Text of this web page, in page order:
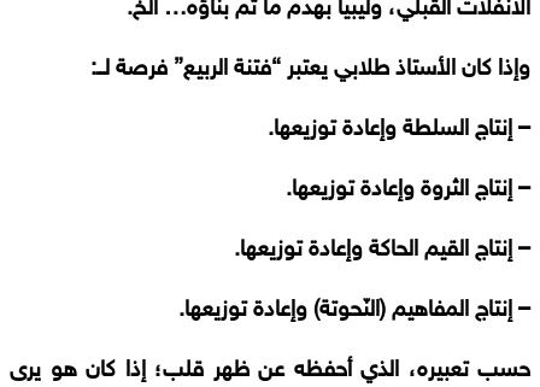
الانفلات القبلي، وليبيا بهدم ما تم بناؤه… الخ.
وإذا كان الأستاذ طلابي يعتبر “فتنة الربيع” فرصة لــ:
– إنتاج السلطة وإعادة توزيعها.
– إنتاج الثروة وإعادة توزيعها.
– إنتاج القيم الحاكة وإعادة توزيعها.
– إنتاج المفاهيم (النّحوتة) وإعادة توزيعها.
حسب تعبيره، الذي أحفظه عن ظهر قلب؛ إذا كان هو يرى